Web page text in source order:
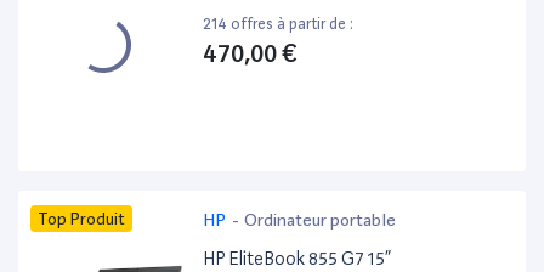
214 offres à partir de :
470,00 €
Top Produit HP - Ordinateur portable
HP EliteBook 855 G7 15”